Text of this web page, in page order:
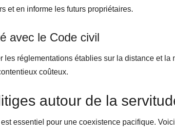
et en informe les futurs propriétaires.
avec le Code civil
les réglementations établies sur la distance et la
coûteux.
autour de la
essentiel pour une coexistence pacifique.